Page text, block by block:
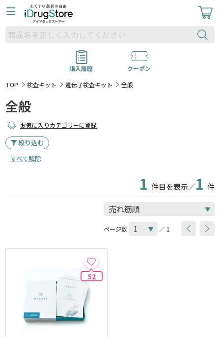
購入履歴
クーポン
TOP
検査キット 遺伝子検査キット 全般
全般
お気に入りカテゴリーに登録
絞り込む
すべて解除
1 件目を表示／1 件
ページ数 ／ 1
52